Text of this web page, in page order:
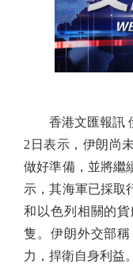
香港文匯報訊 伊
2日表示，伊朗尚
做好準備，並將繼
示，其海軍已採取
和以色列相關的
隻。伊朗外交部
力，捍衛自身利益。